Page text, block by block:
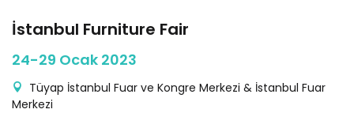
İstanbul Furniture Fair
24-29 Ocak 2023
Tüyap İstanbul Fuar ve Kongre Merkezi & İstanbul Fuar
Merkezi